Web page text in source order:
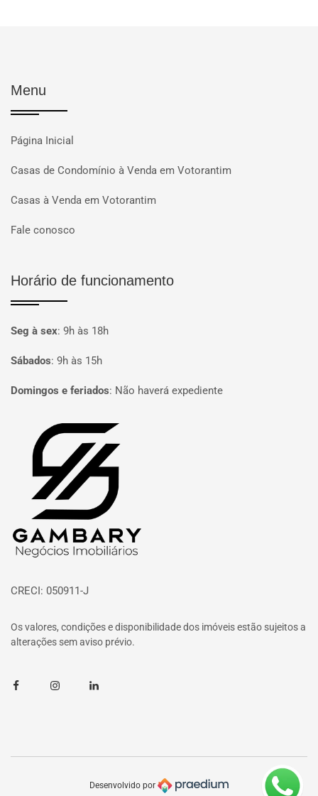
Menu
Página Inicial
Casas de Condomínio à Venda em Votorantim
Casas à Venda em Votorantim
Fale conosco
Horário de funcionamento
Seg à sex: 9h às 18h
Sábados: 9h às 15h
Domingos e feriados: Não haverá expediente
Página inicial
CRECI: 050911-J
Os valores, condições e disponibilidade dos imóveis estão sujeitos a
alterações sem aviso prévio.
FacebookInstagramLinkedin
Desenvolvido por